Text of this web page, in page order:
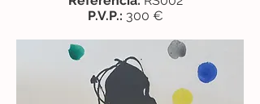
P.V.P.: 300 €